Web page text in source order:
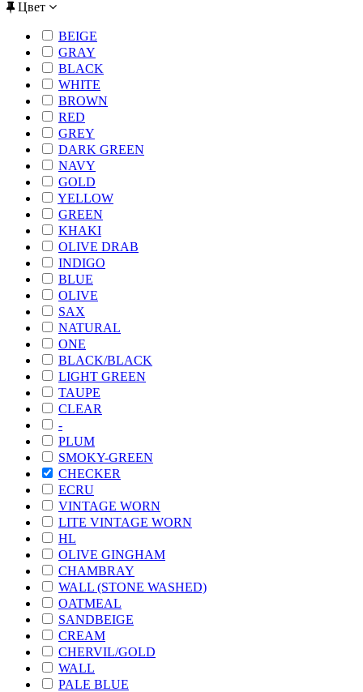
Цвет
BEIGE
GRAY
BLACK
WHITE
BROWN
RED
GREY
DARK GREEN
NAVY
GOLD
YELLOW
GREEN
KHAKI
OLIVE DRAB
INDIGO
BLUE
OLIVE
SAX
NATURAL
ONE
BLACK/BLACK
LIGHT GREEN
TAUPE
CLEAR
-
PLUM
SMOKY-GREEN
CHECKER
ECRU
VINTAGE WORN
LITE VINTAGE WORN
HL
OLIVE GINGHAM
CHAMBRAY
WALL (STONE WASHED)
OATMEAL
SANDBEIGE
CREAM
CHERVIL/GOLD
WALL
PALE BLUE